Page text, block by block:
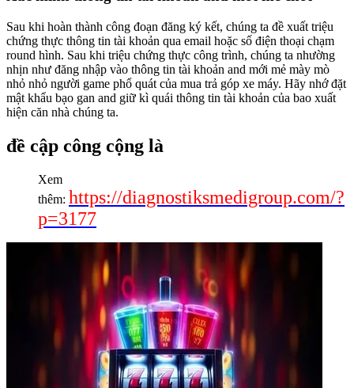
Sau khi hoàn thành công đoạn đăng ký kết, chúng ta đề xuất triệu
chứng thực thông tin tài khoản qua email hoặc số điện thoại chạm
round hình. Sau khi triệu chứng thực công trình, chúng ta nhường
nhịn như đăng nhập vào thông tin tài khoản and mới mẻ mày mò
nhỏ nhỏ người game phổ quát của mua trả góp xe máy. Hãy nhớ đặt
mật khẩu bạo gan and giữ kì quái thông tin tài khoản của bao xuất
hiện căn nhà chúng ta.
đề cập công cộng là
Xem
thêm: https://diagnostiksmedigroup.com/?
p=3177